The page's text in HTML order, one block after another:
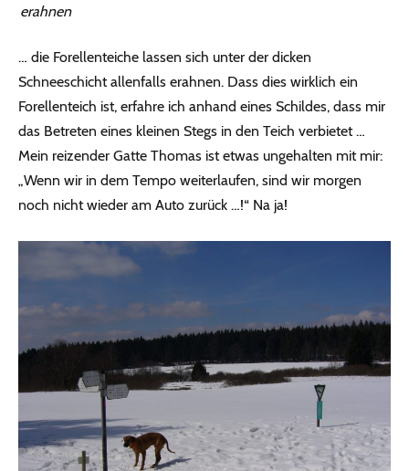
erahnen
… die Forellenteiche lassen sich unter der dicken
Schneeschicht allenfalls erahnen. Dass dies wirklich ein
Forellenteich ist, erfahre ich anhand eines Schildes, dass mir
das Betreten eines kleinen Stegs in den Teich verbietet …
Mein reizender Gatte Thomas ist etwas ungehalten mit mir:
„Wenn wir in dem Tempo weiterlaufen, sind wir morgen
noch nicht wieder am Auto zurück …!“ Na ja!